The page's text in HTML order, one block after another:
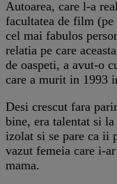
Autoarea, care l-a
facultatea de film
cel mai fabulos
relatia pe care
de oaspeti, a avut-o
care a murit in 1993
Desi crescut fara
bine, era talentat si
izolat si se pare ca ii
vazut femeia care i-
mama.